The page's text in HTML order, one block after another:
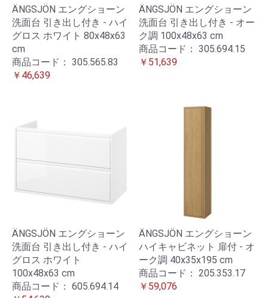
ÄNGSJÖN エングショーン
洗面台 引き出し付き - ハイ
グロス ホワイト 80x48x63
cm
商品コード： 305.565.83
￥46,639
ÄNGSJÖN エングショーン
洗面台 引き出し付き - オー
ク調 100x48x63 cm
商品コード： 305.694.15
￥51,639
ÄNGSJÖN エングショーン
洗面台 引き出し付き - ハイ
グロス ホワイト
100x48x63 cm
商品コード： 605.694.14
ÄNGSJÖN エングショーン
ハイキャビネット 扉付 - オ
ーク調 40x35x195 cm
商品コード： 205.353.17
￥59,076